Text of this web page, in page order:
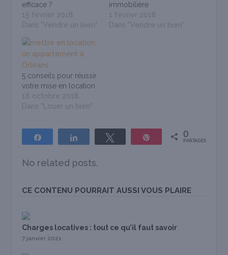
efficace ?
15 février 2018
Dans "Vendre un bien"
immobilière
1 février 2018
Dans "Vendre un bien"
5 conseils pour réussir
votre mise en location
18 octobre 2018
Dans "Louer un bien"
Partagez Partagez Tweetez Épingle 0
PARTAGES
No related posts.
CE CONTENU POURRAIT AUSSI VOUS PLAIRE
Charges locatives : tout ce qu’il faut savoir
7 janvier 2021